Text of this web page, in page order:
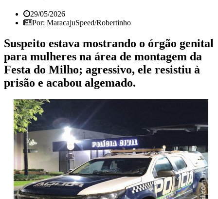
29/05/2026
Por: MaracajuSpeed/Robertinho
Suspeito estava mostrando o órgão genital
para mulheres na área de montagem da
Festa do Milho; agressivo, ele resistiu à
prisão e acabou algemado.